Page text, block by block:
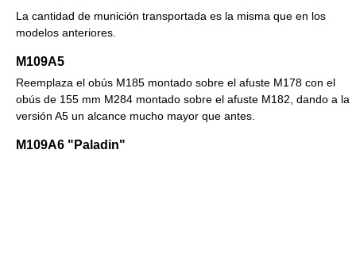
La cantidad de munición transportada es la misma que en los
modelos anteriores.
M109A5
Reemplaza el obús M185 montado sobre el afuste M178 con el
obús de 155 mm M284 montado sobre el afuste M182, dando a la
versión A5 un alcance mucho mayor que antes.
M109A6 "Paladin"